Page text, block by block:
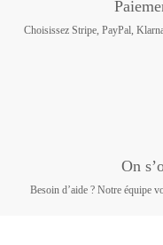
Choisissez Stripe, PayPal,
On
Besoin d’aide ? Notre équipe